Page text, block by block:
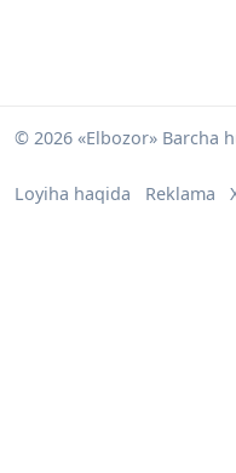
© 2026 «Elbozor» Barcha
Loyiha haqida Reklama